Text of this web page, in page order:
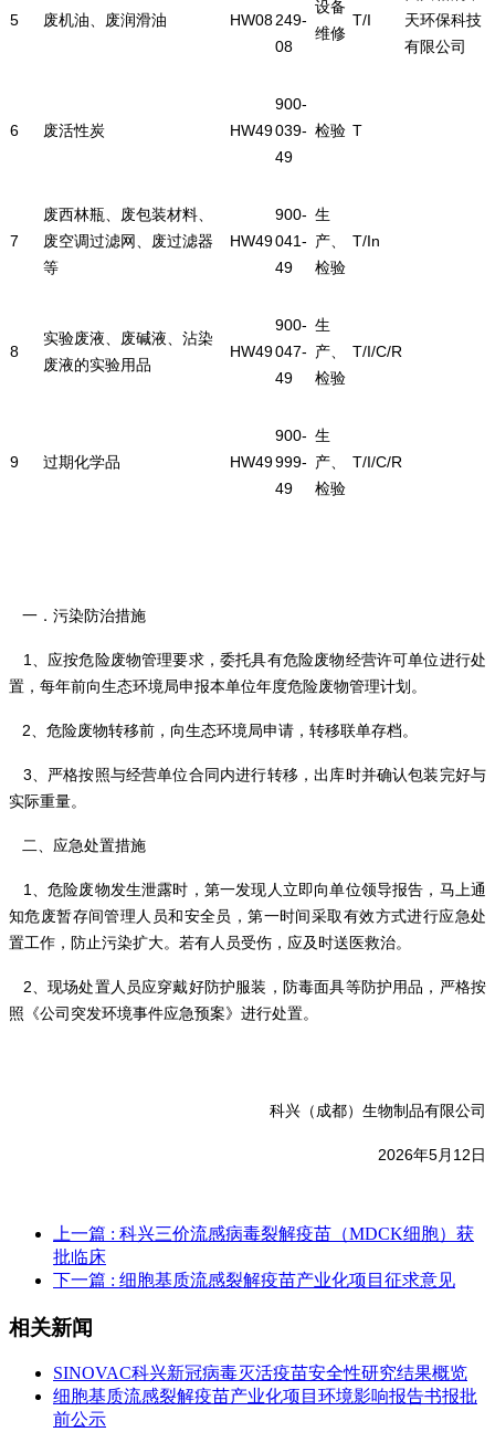
天环保科技
有限公司
5 废机油、废润滑油 HW08249-
08
设备
维修
T/I
6 废活性炭 HW49
900-
039-
49
检验 T
7
废西林瓶、废包装材料、
废空调过滤网、废过滤器
等
HW49
900-
041-
49
生
产、
检验
T/In
8
实验废液、废碱液、沾染
废液的实验用品
HW49
900-
047-
49
生
产、
检验
T/I/C/R
9 过期化学品 HW49
900-
999-
49
生
产、
检验
T/I/C/R
一．污染防治措施
1、应按危险废物管理要求，委托具有危险废物经营许可单位进行处
置，每年前向生态环境局申报本单位年度危险废物管理计划。
2、危险废物转移前，向生态环境局申请，转移联单存档。
3、严格按照与经营单位合同内进行转移，出库时并确认包装完好与
实际重量。
二、应急处置措施
1、 危险废物发生泄露时，第一发现人立即向单位领导报告，马上通
知危废暂存间管理人员和安全员，第一时间采取有效方式进行应急处
置工作，防止污染扩大。若有人员受伤，应及时送医救治。
2、现场处置人员应穿戴好防护服装，防毒面具等防护用品，严格按
照《公司突发环境事件应急预案》进行处置。
科兴（成都）生物制品有限公司
2026年5月12日
上一篇 : 科兴三价流感病毒裂解疫苗（MDCK细胞）获
批临床
下一篇 : 细胞基质流感裂解疫苗产业化项目征求意见
相关新闻
SINOVAC科兴新冠病毒灭活疫苗安全性研究结果概览
细胞基质流感裂解疫苗产业化项目环境影响报告书报批
前公示